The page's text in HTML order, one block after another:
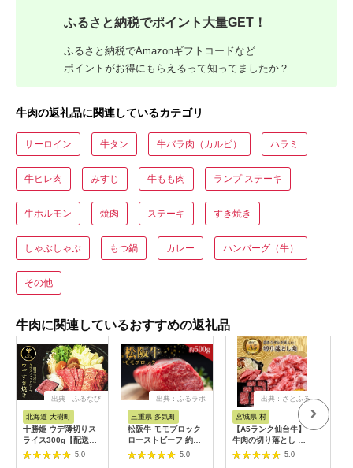
ふるさと納税でポイント大量GET！
ふるさと納税でAmazonギフトコードなど
ポイントがお得にもらえるって知ってましたか？
牛肉の返礼品に関連しているカテゴリ
サーロイン 牛タン 牛バラ肉（カルビ） ハラミ
牛ヒレ肉 みすじ 牛もも肉 ランプ ステーキ
牛ホルモン 焼肉 ステーキ すき焼き
しゃぶしゃぶ もつ鍋 カレー ハンバーグ（牛）
その他
牛肉に関連しているおすすめの返礼品
出典：ふるなび
北海道 大樹町
十勝姫 ウデ薄切りス
ライス300g【配送不
可地域：離島】
【1397674】
5.0
出典：ふるラボ
三重県 多気町
松阪牛 モモブロック
ローストビーフ 約
500g 国産牛 和牛 ブ
ランド牛 JGAP家
5.0
出典：さとふる
宮城県 村
【A5ランク仙台牛】
牛肉の切り落とし 合
計1.8kg(300g×6) 小
分けで使い勝手も◎
5.0